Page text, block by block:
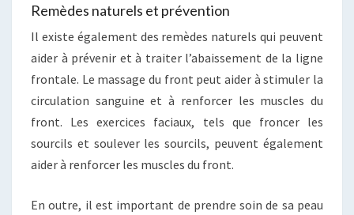
Remèdes naturels et prévention
Il existe également des remèdes naturels qui peuvent
aider à prévenir et à traiter l’abaissement de la ligne
frontale. Le massage du front peut aider à stimuler la
circulation sanguine et à renforcer les muscles du
front. Les exercices faciaux, tels que froncer les
sourcils et soulever les sourcils, peuvent également
aider à renforcer les muscles du front.
En outre, il est important de prendre soin de sa peau